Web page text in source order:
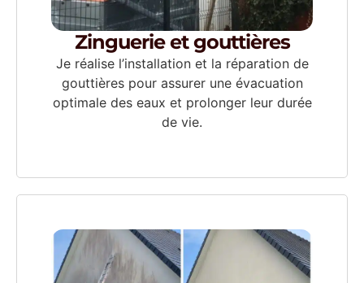
Zinguerie et gouttières
Je réalise l’installation et la réparation de
gouttières pour assurer une évacuation
optimale des eaux et prolonger leur durée
de vie.